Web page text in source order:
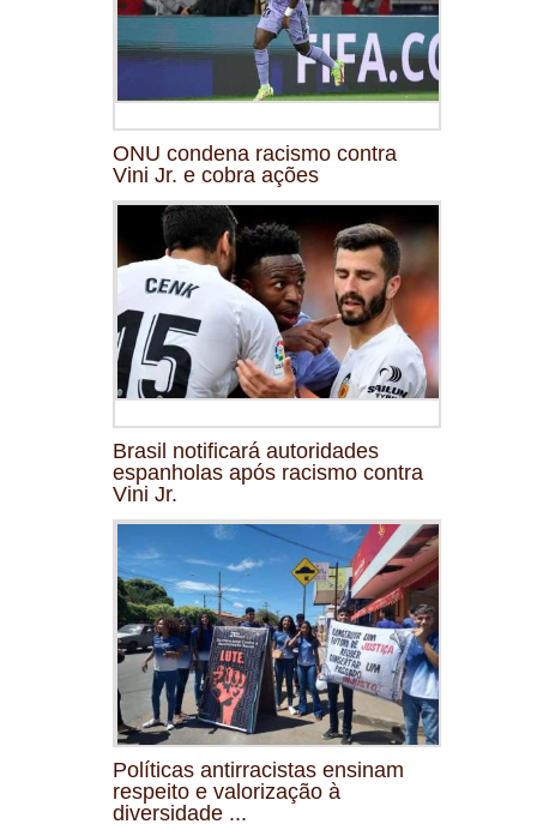
ONU condena racismo contra
Vini Jr. e cobra ações
Brasil notificará autoridades
espanholas após racismo contra
Vini Jr.
Políticas antirracistas ensinam
respeito e valorização à
diversidade ...